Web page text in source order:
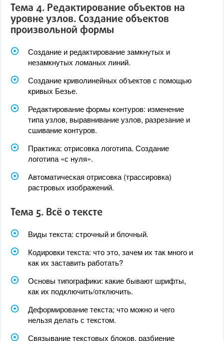
Тема 4. Редактирование объектов на
уровне узлов. Создание объектов
произвольной формы
Создание и редактирование замкнутых и
незамкнутых ломаных линий.
Создание криволинейных объектов с помощью
кривых Безье.
Редактирование формы контуров: изменение
типа узлов, выравнивание узлов, разрезание и
сшивание контуров.
Практика: отрисовка логотипа. Создание
логотипа «с нуля».
Автоматическая отрисовка (трассировка)
растровых изображений.
Тема 5. Всё о тексте
Виды текста: строчный и блочный.
Кодировки текста: что это, зачем их так много и
как их заставить работать?
Основы типографики: какие бывают шрифты,
как их подключить/отключить.
Деформирование текста; что можно и чего
нельзя делать с текстом.
Связывание текстовых блоков, разбиение